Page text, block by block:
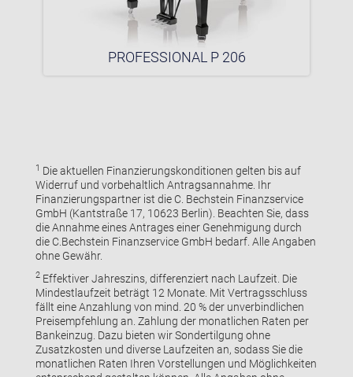
PROFESSIONAL P 206
1 Die aktuellen Finanzierungskonditionen gelten bis auf
Widerruf und vorbehaltlich Antragsannahme. Ihr
Finanzierungspartner ist die C. Bechstein Finanzservice
GmbH (Kantstraße 17, 10623 Berlin). Beachten Sie, dass
die Annahme eines Antrages einer Genehmigung durch
die C.Bechstein Finanzservice GmbH bedarf. Alle Angaben
ohne Gewähr.
2Effektiver Jahreszins, differenziert nach Laufzeit. Die
Mindestlaufzeit beträgt 12 Monate. Mit Vertragsschluss
fällt eine Anzahlung von mind. 20 % der unverbindlichen
Preisempfehlung an. Zahlung der monatlichen Raten per
Bankeinzug. Dazu bieten wir Sondertilgung ohne
Zusatzkosten und diverse Laufzeiten an, sodass Sie die
monatlichen Raten Ihren Vorstellungen und Möglichkeiten